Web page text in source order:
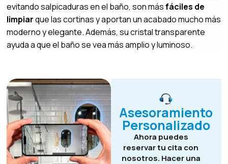
evitando salpicaduras en el baño, son másfáciles de
limpiarque las cortinas y aportan un acabado mucho más
moderno y elegante. Además, su cristal transparente
ayuda a que el baño se vea más amplio y luminoso.
Asesoramiento
Personalizado
Ahora puedes
reservar tu cita con
nosotros. Hacer una